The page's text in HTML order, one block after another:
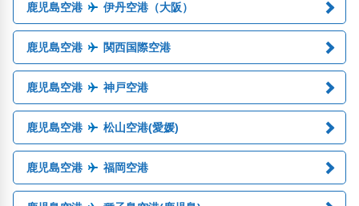
鹿児島空港 伊丹空港（大阪）
鹿児島空港 関西国際空港
鹿児島空港 神戸空港
鹿児島空港 松山空港(愛媛)
鹿児島空港 福岡空港